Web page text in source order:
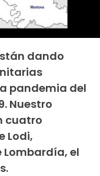
dando
pandemia del
Nuestro
cuatro
Lodi,
Lombardía, el